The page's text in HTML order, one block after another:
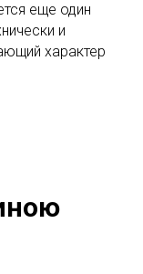
еще один
и
характер